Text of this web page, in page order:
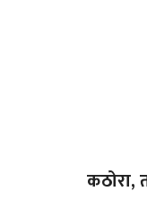
कठोरा,